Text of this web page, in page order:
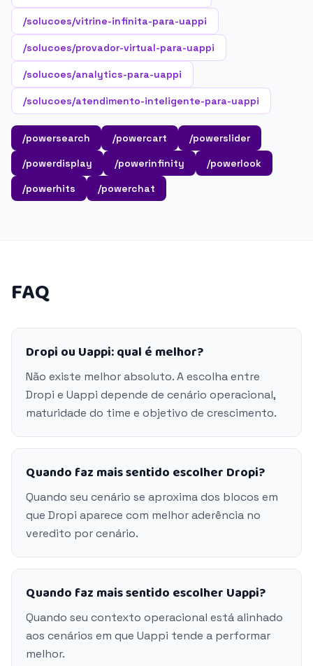
/solucoes/vitrine-infinita-para-uappi
/solucoes/provador-virtual-para-uappi
/solucoes/analytics-para-uappi
/solucoes/atendimento-inteligente-para-uappi
/powersearch /powercart
/powerslider
/powerdisplay
/powerinfinity
/powerlook
/powerhits
/powerchat
FAQ
Dropi ou Uappi: qual é melhor?
Não existe melhor absoluto. A escolha entre
Dropi e Uappi depende de cenário operacional,
maturidade do time e objetivo de crescimento.
Quando faz mais sentido escolher Dropi?
Quando seu cenário se aproxima dos blocos em
que Dropi aparece com melhor aderência no
veredito por cenário.
Quando faz mais sentido escolher Uappi?
Quando seu contexto operacional está alinhado
aos cenários em que Uappi tende a performar
melhor.